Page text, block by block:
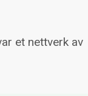
et nettverk av